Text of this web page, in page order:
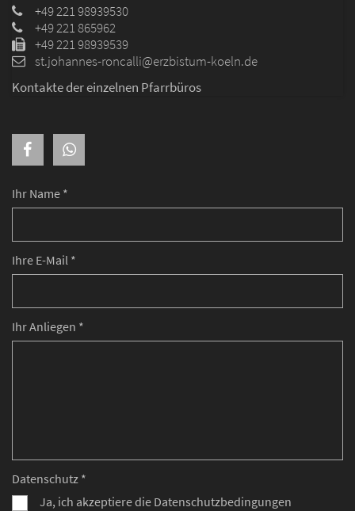
Ihr Name *
Ihre E-Mail *
Ihr Anliegen *
Datenschutz *
Ja, ich akzeptiere die Datenschutzbedingungen
+49 221 98939530
+49 221 865962
+49 221 98939539
st.johannes-roncalli@erzbistum-koeln.de
Kontakte der einzelnen Pfarrbüros